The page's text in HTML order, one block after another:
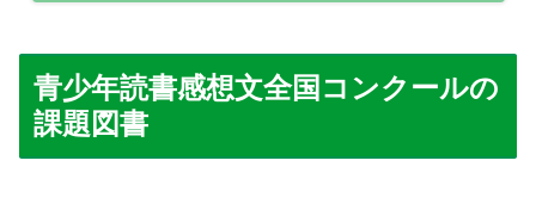
青少年読書感想文全国コンクールの
課題図書